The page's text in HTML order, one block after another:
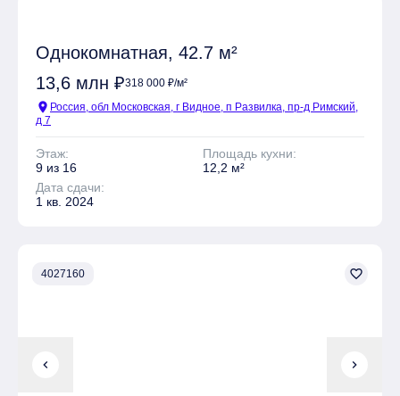
Однокомнатная, 42.7 м²
13,6 млн ₽318 000 ₽/м²
location_on Россия, обл Московская, г Видное, п Развилка, пр-д Римский,
д 7
Этаж:
9 из 16
Площадь кухни:
12,2 м²
Дата сдачи:
1 кв. 2024
chevron_left chevron_right
4027160 favorite_border